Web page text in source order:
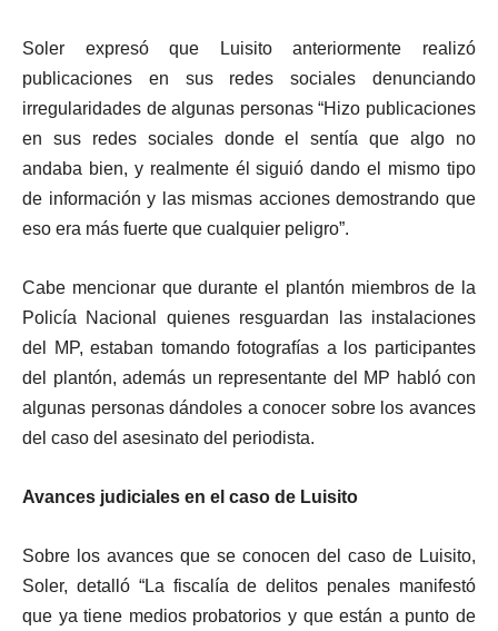
Soler expresó que Luisito anteriormente realizó
publicaciones en sus redes sociales denunciando
irregularidades de algunas personas “Hizo publicaciones
en sus redes sociales donde el sentía que algo no
andaba bien, y realmente él siguió dando el mismo tipo
de información y las mismas acciones demostrando que
eso era más fuerte que cualquier peligro”.
Cabe mencionar que durante el plantón miembros de la
Policía Nacional quienes resguardan las instalaciones
del MP, estaban tomando fotografías a los participantes
del plantón, además un representante del MP habló con
algunas personas dándoles a conocer sobre los avances
del caso del asesinato del periodista.
Avances judiciales en el caso de Luisito
Sobre los avances que se conocen del caso de Luisito,
Soler, detalló “La fiscalía de delitos penales manifestó
que ya tiene medios probatorios y que están a punto de